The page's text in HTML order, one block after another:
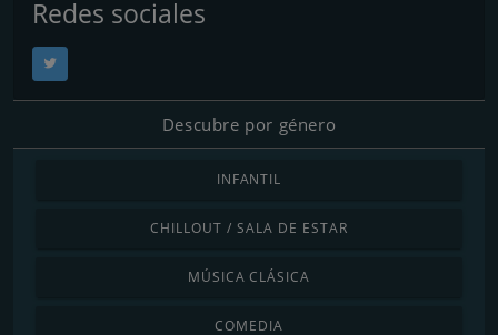
Redes sociales
Descubre por género
INFANTIL
CHILLOUT / SALA DE ESTAR
MÚSICA CLÁSICA
COMEDIA